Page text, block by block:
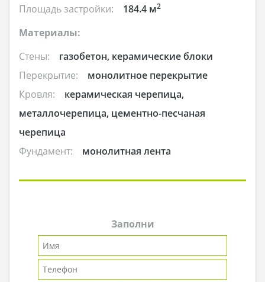
Площадь застройки:
184.4 м2
Материалы:
Стены:
газобетон, керамические блоки
Перекрытие:
монолитное перекрытие
Кровля:
керамическая черепица,
металлочерепица, цементно-песчаная
черепица
Фундамент:
монолитная лента
Заполни